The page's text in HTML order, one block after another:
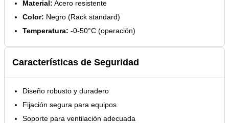
Material: Acero resistente
Color: Negro (Rack standard)
Temperatura: -0-50°C (operación)
Características de Seguridad
Diseño robusto y duradero
Fijación segura para equipos
Soporte para ventilación adecuada